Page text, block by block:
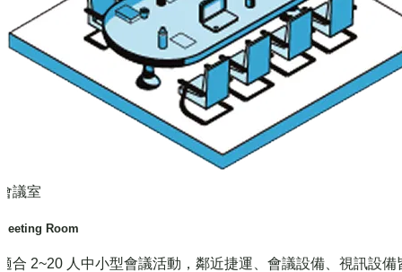
議室
Room
合 2~20 人中小型會議活動，鄰近捷運、會議設備、視訊設備